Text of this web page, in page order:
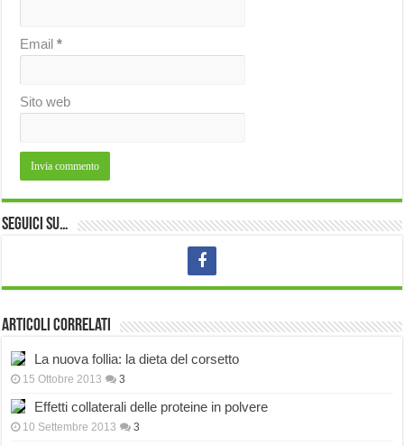
Email*
Sito web
Seguici su…
Articoli correlati
La nuova follia: la dieta del corsetto
15 Ottobre 2013 3
Effetti collaterali delle proteine in polvere
10 Settembre 2013 3